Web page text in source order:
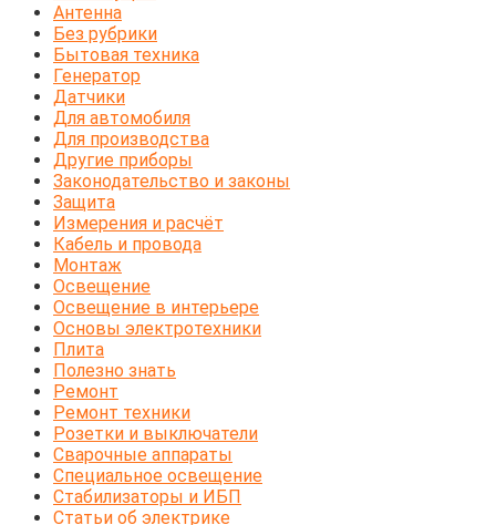
Антенна
Без рубрики
Бытовая техника
Генератор
Датчики
Для автомобиля
Для производства
Другие приборы
Законодательство и законы
Защита
Измерения и расчёт
Кабель и провода
Монтаж
Освещение
Освещение в интерьере
Основы электротехники
Плита
Полезно знать
Ремонт
Ремонт техники
Розетки и выключатели
Сварочные аппараты
Специальное освещение
Стабилизаторы и ИБП
Статьи об электрике